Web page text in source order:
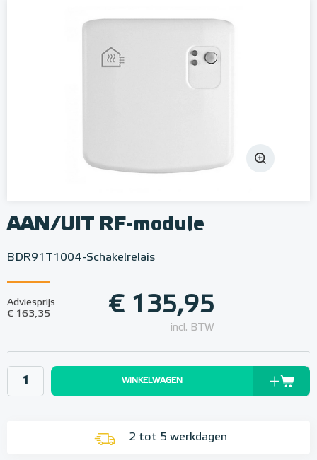
AAN/UIT RF-module
BDR91T1004-Schakelrelais
Adviesprijs
€ 163,35
€ 135,95
incl. BTW
WINKELWAGEN
2 tot 5 werkdagen